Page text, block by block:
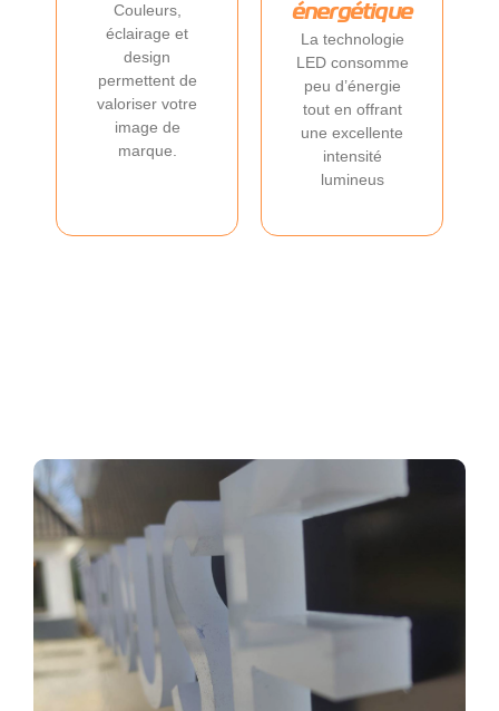
Couleurs,
éclairage et
design
permettent de
valoriser votre
image de
marque.
énergétique
La technologie
LED consomme
peu d’énergie
tout en offrant
une excellente
intensité
lumineus